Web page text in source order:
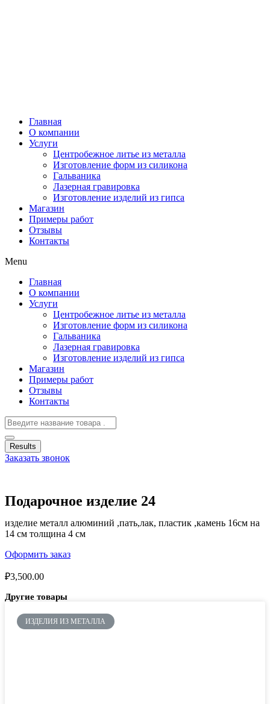
Главная
О компании
Услуги
Центробежное литье из металла
Изготовление форм из силикона
Гальваника
Лазерная гравировка
Изготовление изделий из гипса
Магазин
Примеры работ
Отзывы
Контакты
Menu
Главная
О компании
Услуги
Центробежное литье из металла
Изготовление форм из силикона
Гальваника
Лазерная гравировка
Изготовление изделий из гипса
Магазин
Примеры работ
Отзывы
Контакты
Results
Заказать звонок
Подарочное изделие 24
изделие металл алюминий ,пать,лак, пластик ,камень 16см на
14 см толщина 4 см
Оформить заказ
₽3,500.00
Другие товары
ИЗДЕЛИЯ ИЗ МЕТАЛЛА